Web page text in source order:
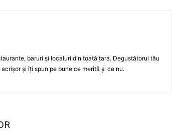
baruri şi localuri din toată ţara. Degustătorul tău
şi îţi spun pe bune ce merită şi ce nu.